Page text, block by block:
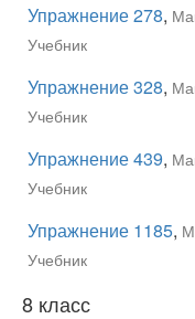
Упражнение 278,
Учебник
Упражнение 328,
Учебник
Упражнение 439,
Учебник
Упражнение 1185,
Учебник
8 класс